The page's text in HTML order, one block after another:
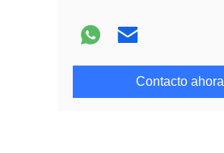
Contacto ahora